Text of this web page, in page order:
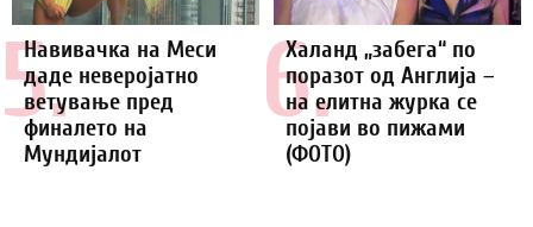
5.
Навивачка на Меси
даде неверојатно
ветување пред
финалето на
Мундијалот
6.
Халанд „забега“ по
поразот од Англија –
на елитна журка се
појави во пижами
(ФОТО)